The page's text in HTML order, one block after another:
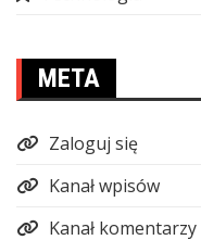
META
Zaloguj się
Kanał wpisów
Kanał komentarzy